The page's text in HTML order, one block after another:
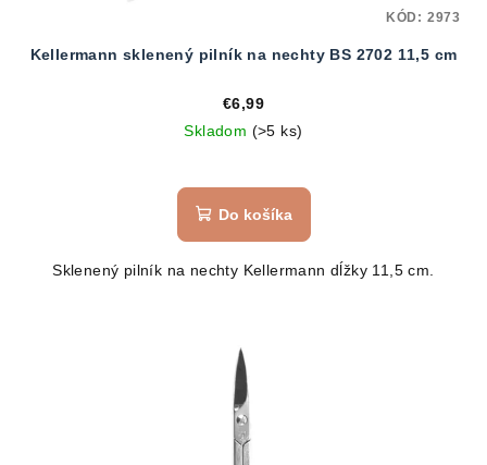
Kellermann sklenený pilník na nechty BS 2702 11,5 cm
€6,99
Skladom (>5 ks)
Do košíka
Sklenený pilník na nechty Kellermann dĺžky 11,5 cm.
KÓD: 2973